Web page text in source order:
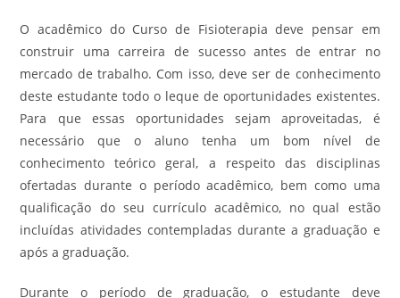
O acadêmico do Curso de Fisioterapia deve pensar em
construir uma carreira de sucesso antes de entrar no
mercado de trabalho. Com isso, deve ser de conhecimento
deste estudante todo o leque de oportunidades existentes.
Para que essas oportunidades sejam aproveitadas, é
necessário que o aluno tenha um bom nível de
conhecimento teórico geral, a respeito das disciplinas
ofertadas durante o período acadêmico, bem como uma
qualificação do seu currículo acadêmico, no qual estão
incluídas atividades contempladas durante a graduação e
após a graduação.
Durante o período de graduação, o estudante deve